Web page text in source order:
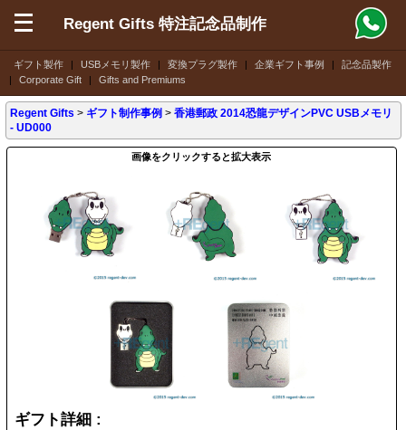
ギフト製作 | USBメモリ製作 | 変換プラグ製作 | 企業ギフト事例 |
記念品製作
|
Corporate Gift | Gifts and Premiums
Regent Gifts 特注記念品制作
Regent Gifts > ギフト制作事例 >香港郵政 2014恐龍デザインPVC USBメモリ
- UD000
画像をクリックすると拡大表示
ギフト詳細 :